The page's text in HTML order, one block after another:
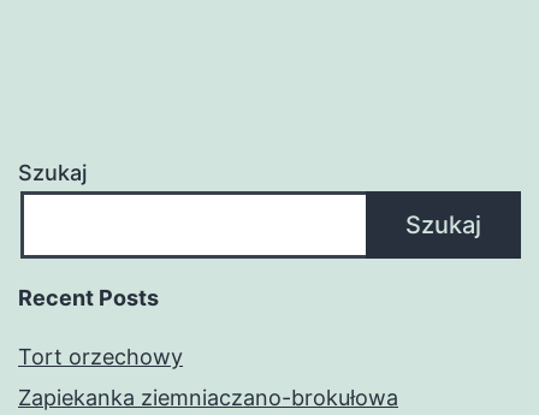
Szukaj
Szukaj
Recent Posts
Tort orzechowy
Zapiekanka ziemniaczano-brokułowa